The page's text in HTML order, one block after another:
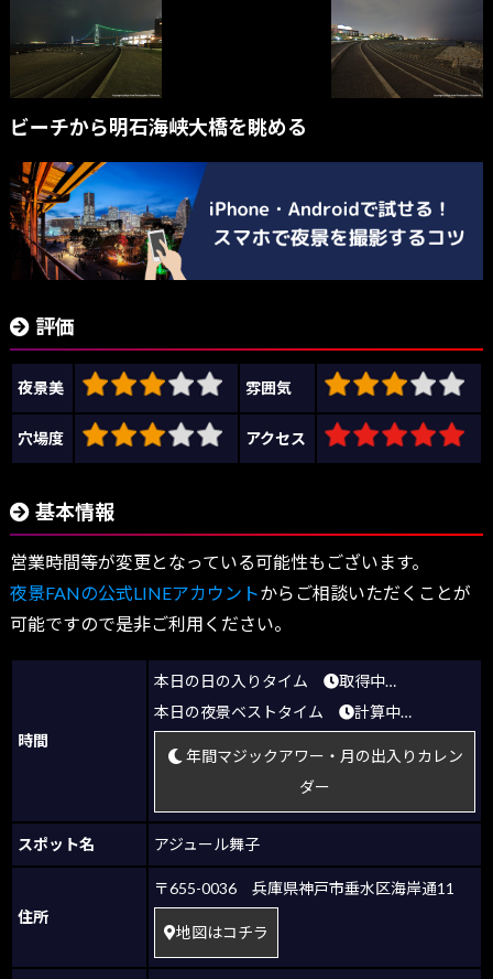
ビーチから明石海峡大橋を眺める
評価
夜景美 雰囲気
穴場度 アクセス
基本情報
営業時間等が変更となっている可能性もございます。
夜景FANの公式LINEアカウントからご相談いただくことが
可能ですので是非ご利用ください。
時間
本日の日の入りタイム
取得中…
本日の夜景ベストタイム
計算中…
年間マジックアワー・月の出入りカレン
ダー
スポット名 アジュール舞子
住所
〒655-0036 兵庫県神戸市垂水区海岸通11
地図はコチラ